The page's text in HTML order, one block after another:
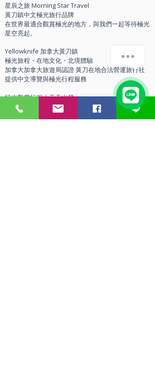
星辰之旅 Morning Star Travel
黃刀鎮中文極光旅行品牌
在世界最適合觀賞極光的地方，與我們一起等待極光
星空亮起。
Yellowknife 加拿大黃刀鎮
極光旅程・在地文化・北境體驗
加拿大加拿大旅遊局認證 黃刀在地合法營運旅行社
提供中文導覽與極光行程服務
極光觀賞行程｜天天出發
多種全景極光呈現
🔸 Aurora Teepee Lodge 營地極光 — 專屬營地
1